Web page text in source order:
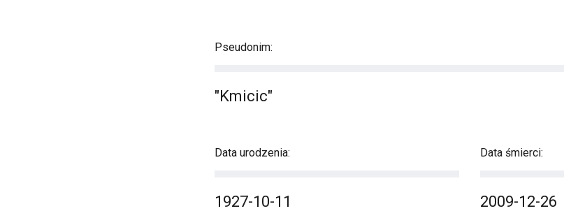
Pseudonim:
"Kmicic"
Data urodzenia:
1927-10-11
Data śmierci:
2009-12-26